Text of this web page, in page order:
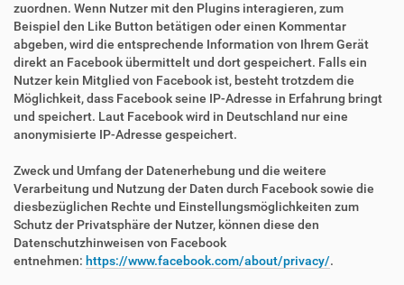
zuordnen. Wenn Nutzer mit den Plugins interagieren, zum
Beispiel den Like Button betätigen oder einen Kommentar
abgeben, wird die entsprechende Information von Ihrem Gerät
direkt an Facebook übermittelt und dort gespeichert. Falls ein
Nutzer kein Mitglied von Facebook ist, besteht trotzdem die
Möglichkeit, dass Facebook seine IP-Adresse in Erfahrung bringt
und speichert. Laut Facebook wird in Deutschland nur eine
anonymisierte IP-Adresse gespeichert.
Zweck und Umfang der Datenerhebung und die weitere
Verarbeitung und Nutzung der Daten durch Facebook sowie die
diesbezüglichen Rechte und Einstellungsmöglichkeiten zum
Schutz der Privatsphäre der Nutzer, können diese den
Datenschutzhinweisen von Facebook
entnehmen: https://www.facebook.com/about/privacy/.